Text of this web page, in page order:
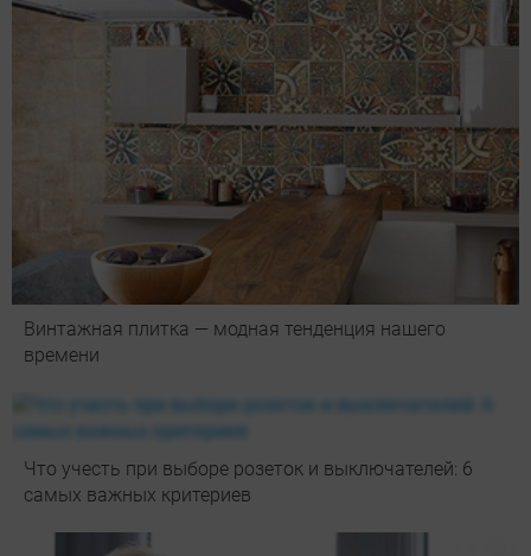
Винтажная плитка — модная тенденция нашего
времени
Что учесть при выборе розеток и выключателей: 6
самых важных критериев